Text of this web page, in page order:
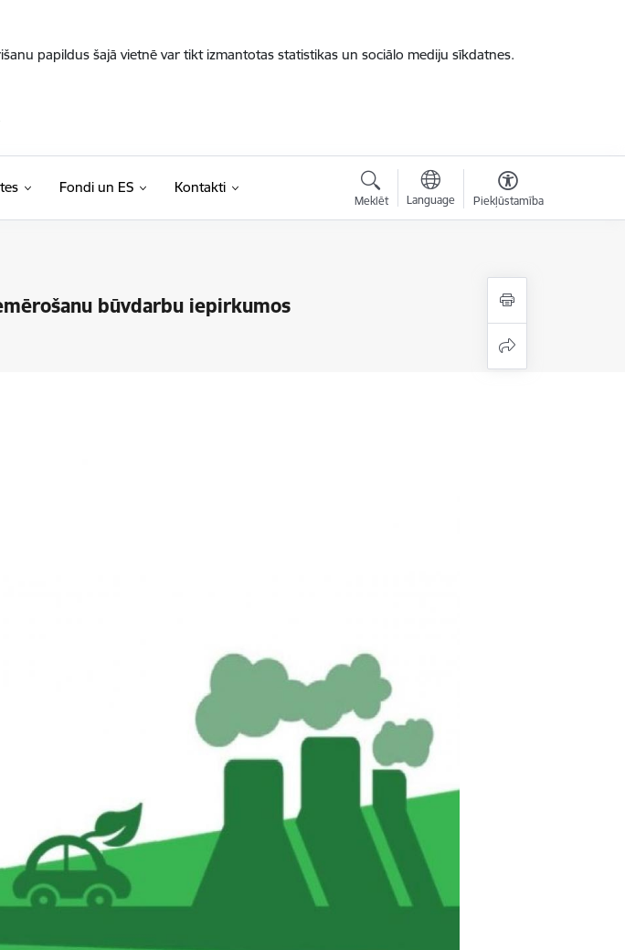
papildus šajā vietnē var tikt izmantotas statistikas un sociālo mediju sīkdatnes.
Fondi un ES Kontakti
Meklēt Language Piekļūstamība
būvdarbu iepirkumos